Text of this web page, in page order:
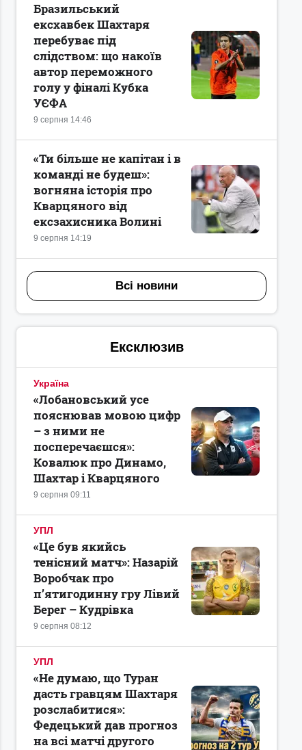
9 серпня 14:46
Бразильський
ексхавбек Шахтаря
перебуває під
слідством: що накоїв
автор переможного
голу у фіналі Кубка
УЄФА
9 серпня 14:19
«Ти більше не капітан і в
команді не будеш»:
вогняна історія про
Кварцяного від
ексзахисника Волині
Всі новини
Ексклюзив
Україна
9 серпня 09:11
«Лобановський усе
пояснював мовою цифр
– з ними не
посперечаєшся»:
Ковалюк про Динамо,
Шахтар і Кварцяного
УПЛ
9 серпня 08:12
«Це був якийсь
тенісний матч»: Назарій
Воробчак про
п’ятигодинну гру Лівий
Берег – Кудрівка
УПЛ
«Не думаю, що Туран
дасть гравцям Шахтаря
розслабитися»:
Федецький дав прогноз
на всі матчі другого